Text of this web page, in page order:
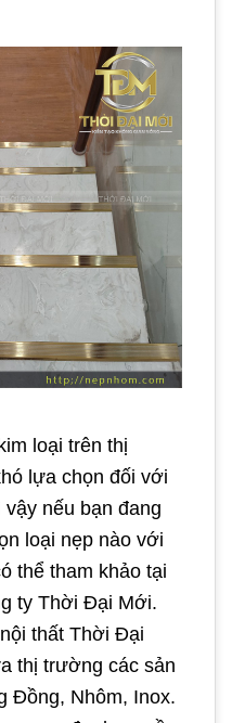
loại trên thị
lựa chọn đối với
nếu bạn đang
loại nẹp nào với
thể tham khảo tại
ty Thời Đại Mới.
thất Thời Đại
thị trường các sản
Đồng, Nhôm, Inox.